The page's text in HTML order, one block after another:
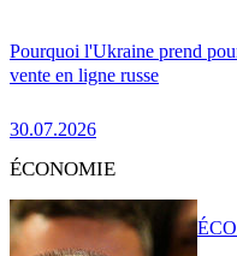
Pourquoi l'Ukraine prend
vente en ligne russe
30.07.2026
ÉCONOMIE